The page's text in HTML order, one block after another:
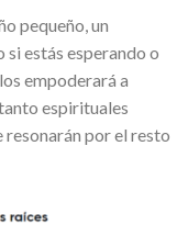
pequeño, un
si estás esperando o
empoderará a
espirituales
por el resto